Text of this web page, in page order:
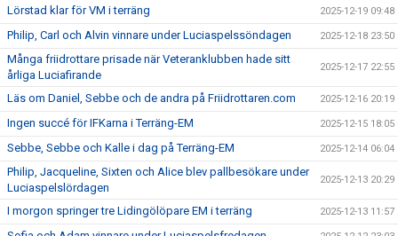
Lörstad klar för VM i terräng 2025-12-19 09:48
Philip, Carl och Alvin vinnare under Luciaspelssöndagen 2025-12-18 23:50
Många friidrottare prisade när Veteranklubben hade sitt
årliga Luciafirande
2025-12-17 22:55
Läs om Daniel, Sebbe och de andra på Friidrottaren.com 2025-12-16 20:19
Ingen succé för IFKarna i Terräng-EM 2025-12-15 18:05
Sebbe, Sebbe och Kalle i dag på Terräng-EM 2025-12-14 06:04
Philip, Jacqueline, Sixten och Alice blev pallbesökare under
Luciaspelslördagen
2025-12-13 20:29
I morgon springer tre Lidingölöpare EM i terräng 2025-12-13 11:57